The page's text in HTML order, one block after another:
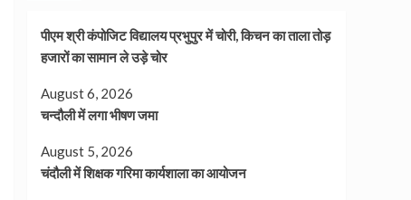
पीएम श्री कंपोजिट विद्यालय प्रभुपुर में चोरी, किचन का ताला तोड़
हजारों का सामान ले उड़े चोर
August 6, 2026
चन्दौली में लगा भीषण जमा
August 5, 2026
चंदौली में शिक्षक गरिमा कार्यशाला का आयोजन